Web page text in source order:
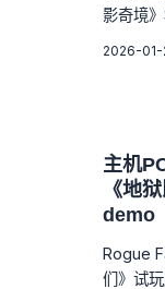
影奇境
2026-
主机
《地
demo
Rogue
们》试